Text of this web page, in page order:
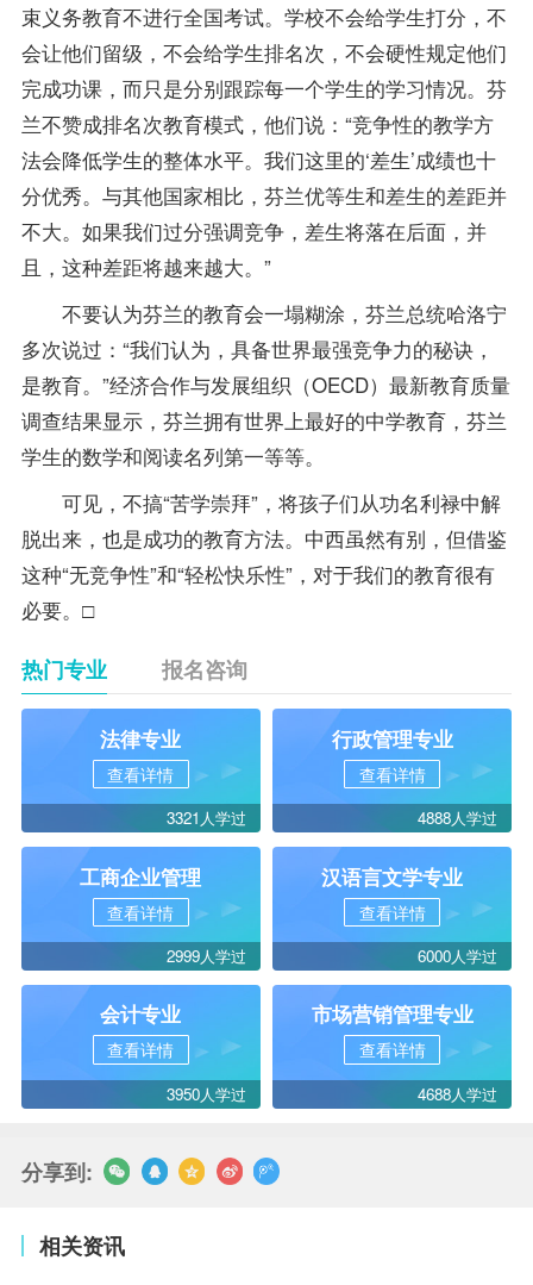
束义务教育不进行全国考试。学校不会给学生打分，不
会让他们留级，不会给学生排名次，不会硬性规定他们
完成功课，而只是分别跟踪每一个学生的学习情况。芬
兰不赞成排名次教育模式，他们说：“竞争性的教学方
法会降低学生的整体水平。我们这里的‘差生’成绩也十
分优秀。与其他国家相比，芬兰优等生和差生的差距并
不大。如果我们过分强调竞争，差生将落在后面，并
且，这种差距将越来越大。”
不要认为芬兰的教育会一塌糊涂，芬兰总统哈洛宁
多次说过：“我们认为，具备世界最强竞争力的秘诀，
是教育。”经济合作与发展组织（OECD）最新教育质量
调查结果显示，芬兰拥有世界上最好的中学教育，芬兰
学生的数学和阅读名列第一等等。
可见，不搞“苦学崇拜”，将孩子们从功名利禄中解
脱出来，也是成功的教育方法。中西虽然有别，但借鉴
这种“无竞争性”和“轻松快乐性”，对于我们的教育很有
必要。□
热门专业 报名咨询
法律专业
查看详情
3321人学过
行政管理专业
查看详情
4888人学过
工商企业管理
查看详情
2999人学过
汉语言文学专业
查看详情
6000人学过
会计专业
查看详情
3950人学过
市场营销管理专业
查看详情
4688人学过
分享到:
相关资讯